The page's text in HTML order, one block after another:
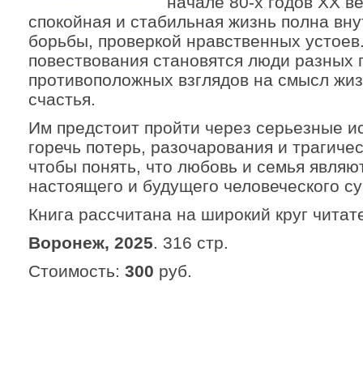
спокойная и стабильная жизнь полна
борьбы, проверкой нравственных
повествования становятся люди разных
противоположных взглядов на смысл
счастья.
Им предстоит пройти через серьезные
горечь потерь, разочарования и
чтобы понять, что любовь и семья
настоящего и будущего человеческого
Книга рассчитана на широкий круг
Воронеж, 2025. 316 стр.
Стоимость: 300 руб.